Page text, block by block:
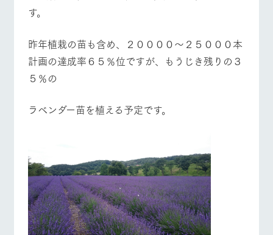
す。
昨年植栽の苗も含め、２００００～２５０００本
計画の達成率６５％位ですが、もうじき残りの３
５％の
ラベンダー苗を植える予定です。